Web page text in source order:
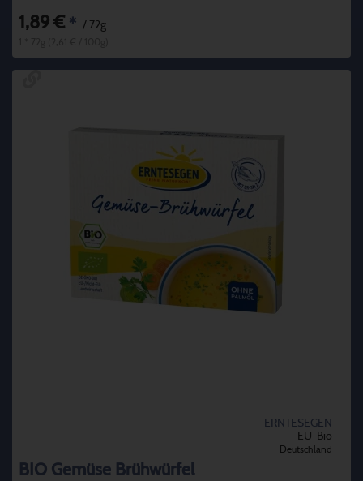
1,89 € * / 72g
ERNTESEGEN
EU-Bio
Deutschland
BIO Gemüse Brühwürfel